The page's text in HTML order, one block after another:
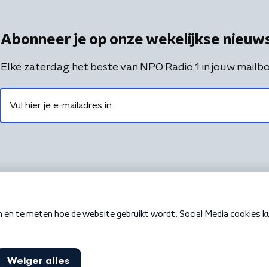
Abonneer je op onze wekelijkse
Elke zaterdag het beste van NPO Radio 1 in jouw